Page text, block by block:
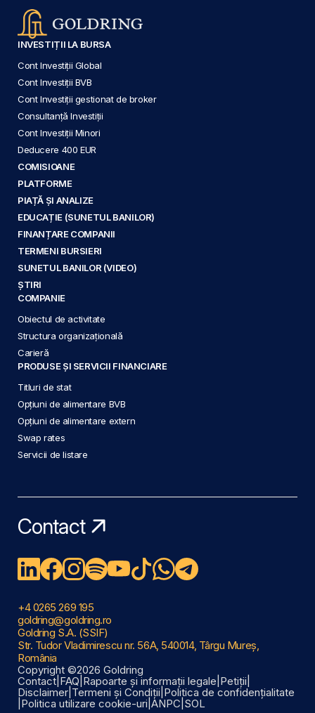
INVESTIȚII LA BURSA
Cont Investiții Global
Cont Investiții BVB
Cont Investiții gestionat de broker
Consultanță Investiții
Cont Investiții Minori
Deducere 400 EUR
COMISIOANE
PLATFORME
PIAȚĂ ȘI ANALIZE
EDUCAȚIE (SUNETUL BANILOR)
FINANȚARE COMPANII
TERMENI BURSIERI
SUNETUL BANILOR (VIDEO)
ȘTIRI
COMPANIE
Obiectul de activitate
Structura organizațională
Carieră
PRODUSE ȘI SERVICII FINANCIARE
Titluri de stat
Opțiuni de alimentare BVB
Opțiuni de alimentare extern
Swap rates
Servicii de listare
Contact
+4 0265 269 195
goldring@goldring.ro
Goldring S.A. (SSIF)
Str. Tudor Vladimirescu nr. 56A, 540014, Târgu Mureș,
România
Copyright ©2026 Goldring
Contact FAQ Rapoarte și informații legale Petiții
Disclaimer Termeni și Condiții Politica de confidențialitate
Politica utilizare cookie-uri ANPC SOL